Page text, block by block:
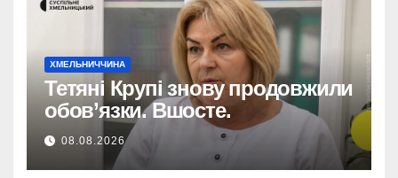
ХМЕЛЬНИЧЧИНА
Тетяні Крупі знову продовжили
обов’язки. Вшосте.
08.08.2026